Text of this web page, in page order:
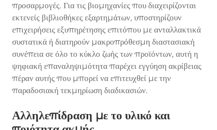
προσαρμογές. Για τις βιομηχανίες που διαχειρίζονται
εκτενείς βιβλιοθήκες εξαρτημάτων, υποστηρίζουν
επιχειρήσεις εξυπηρέτησης επιτόπου με ανταλλακτικά
συστατικά ή διατηρούν μακροπρόθεσμη διαστασιακή
συνέπεια σε όλο το κύκλο ζωής των προϊόντων, αυτή η
ψηφιακή επαναληψιμότητα παρέχει εγγύηση ακρίβειας
πέραν αυτής που μπορεί να επιτευχθεί με την
παραδοσιακή τεκμηρίωση διαδικασιών.
Αλληλεπίδραση με το υλικό και